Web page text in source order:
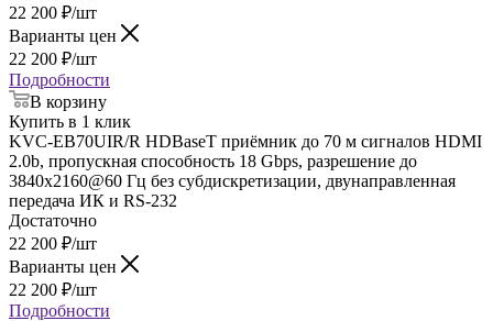
22 200 ₽/шт
Варианты цен
22 200 ₽/шт
Подробности
В корзину
Купить в 1 клик
KVC-EB70UIR/R HDBaseT приёмник до 70 м сигналов HDMI
2.0b, пропускная способность 18 Gbps, разрешение до
3840х2160@60 Гц без субдискретизации, двунаправленная
передача ИК и RS-232
Достаточно
22 200 ₽/шт
Варианты цен
22 200 ₽/шт
Подробности